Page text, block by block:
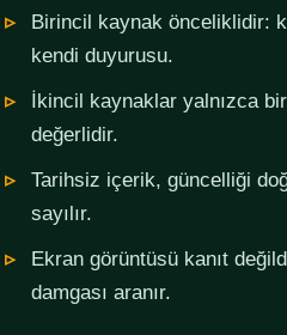
Birincil kaynak önceliklidir:
kendi duyurusu.
İkincil kaynaklar yalnızca
değerlidir.
Tarihsiz içerik, güncelliği
sayılır.
Ekran görüntüsü kanıt
damgası aranır.